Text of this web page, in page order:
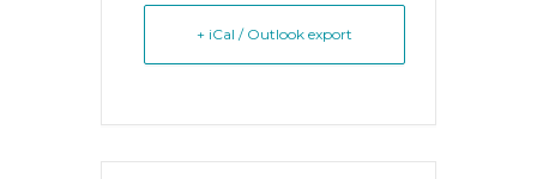
+ iCal / Outlook export